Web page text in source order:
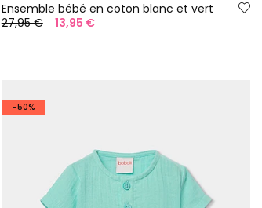
Ensemble bébé en coton blanc et vert
27,95 €
13,95 €
-50%